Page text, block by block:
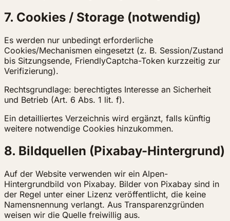
7. Cookies / Storage (notwendig)
Es werden nur unbedingt erforderliche
Cookies/Mechanismen eingesetzt (z. B. Session/Zustand
bis Sitzungsende, FriendlyCaptcha-Token kurzzeitig zur
Verifizierung).
Rechtsgrundlage: berechtigtes Interesse an Sicherheit
und Betrieb (Art. 6 Abs. 1 lit. f).
Ein detailliertes Verzeichnis wird ergänzt, falls künftig
weitere notwendige Cookies hinzukommen.
8. Bildquellen (Pixabay-Hintergrund)
Auf der Website verwenden wir ein Alpen-
Hintergrundbild von Pixabay. Bilder von Pixabay sind in
der Regel unter einer Lizenz veröffentlicht, die keine
Namensnennung verlangt. Aus Transparenzgründen
weisen wir die Quelle freiwillig aus.